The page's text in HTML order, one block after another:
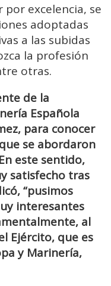
excelencia, se
adoptadas
a las subidas
la profesión
otras.
de la
Española
para conocer
se abordaron
este sentido,
satisfecho tras
“pusimos
interesantes
al
Ejército, que es
y Marinería,